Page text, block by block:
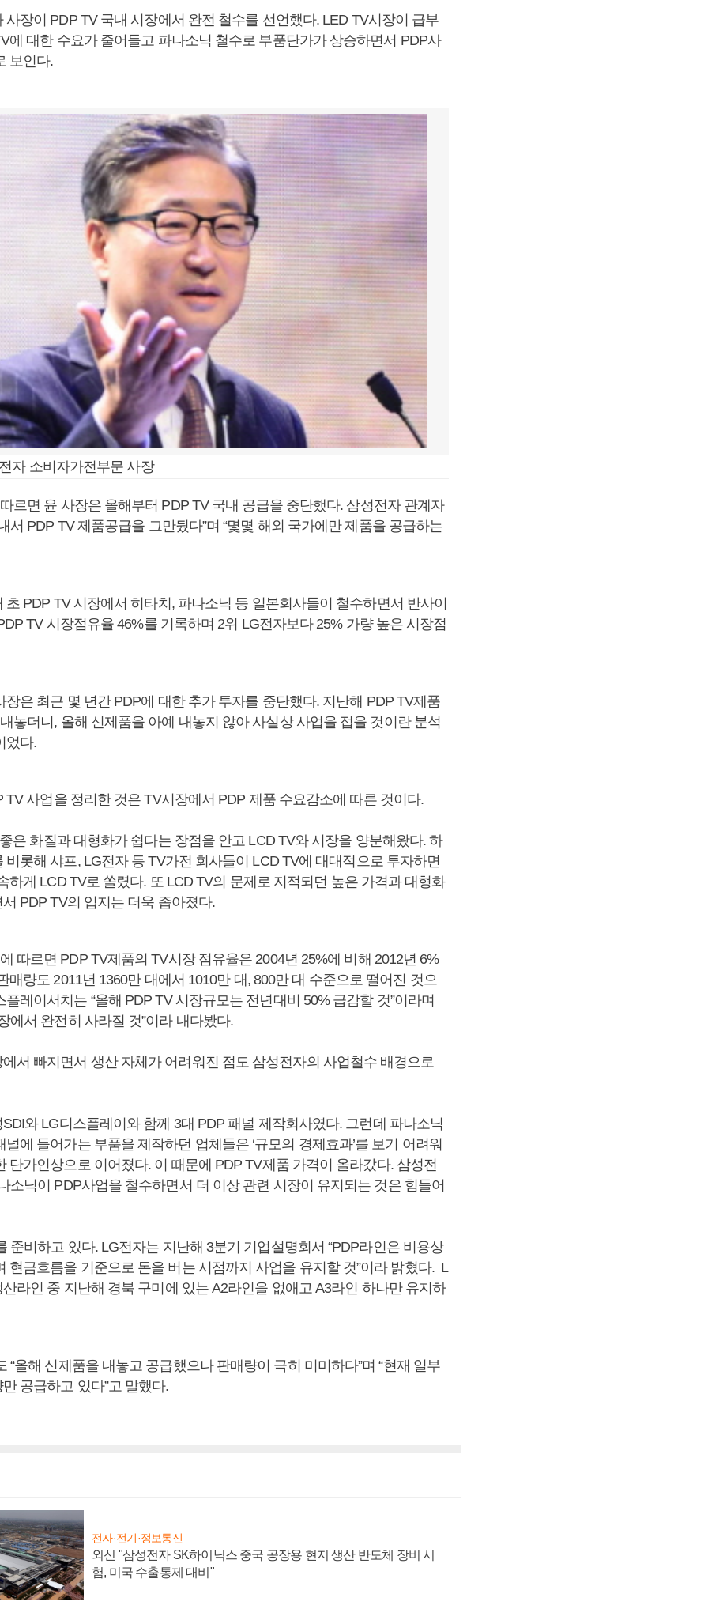
사장이 PDP TV 국내 시장에서 완전 철수를 선언했다. LED TV시장이 급부
에 대한 수요가 줄어들고 파나소닉 철수로 부품단가가 상승하면서 PDP사
보인다.
자 소비자가전부문 사장
르면 윤 사장은 올해부터 PDP TV 국내 공급을 중단했다. 삼성전자 관계자
서 PDP TV 제품공급을 그만뒀다”며 “몇몇 해외 국가에만 제품을 공급하는
PDP TV 시장에서 히타치, 파나소닉 등 일본회사들이 철수하면서 반사이
TV 시장점유율 46%를 기록하며 2위 LG전자보다 25% 가량 높은 시장점
장은 최근 몇 년간 PDP에 대한 추가 투자를 중단했다. 지난해 PDP TV제품
놓더니, 올해 신제품을 아예 내놓지 않아 사실상 사업을 접을 것이란 분석
었다.
TV 사업을 정리한 것은 TV시장에서 PDP 제품 수요감소에 따른 것이다.
은 화질과 대형화가 쉽다는 장점을 안고 LCD TV와 시장을 양분해왔다. 하
비롯해 샤프, LG전자 등 TV가전 회사들이 LCD TV에 대대적으로 투자하면
하게 LCD TV로 쏠렸다. 또 LCD TV의 문제로 지적되던 높은 가격과 대형화
PDP TV의 입지는 더욱 좁아졌다.
따르면 PDP TV제품의 TV시장 점유율은 2004년 25%에 비해 2012년 6%
매량도 2011년 1360만 대에서 1010만 대, 800만 대 수준으로 떨어진 것으
레이서치는 “올해 PDP TV 시장규모는 전년대비 50% 급감할 것”이라며
에서 완전히 사라질 것”이라 내다봤다.
서 빠지면서 생산 자체가 어려워진 점도 삼성전자의 사업철수 배경으로
와 LG디스플레이와 함께 3대 PDP 패널 제작회사였다. 그런데 파나소닉
에 들어가는 부품을 제작하던 업체들은 ‘규모의 경제효과’를 보기 어려워
단가인상으로 이어졌다. 이 때문에 PDP TV제품 가격이 올라갔다. 삼성전
소닉이 PDP사업을 철수하면서 더 이상 관련 시장이 유지되는 것은 힘들어
준비하고 있다. LG전자는 지난해 3분기 기업설명회서 “PDP라인은 비용상
현금흐름을 기준으로 돈을 버는 시점까지 사업을 유지할 것”이라 밝혔다. L
라인 중 지난해 경북 구미에 있는 A2라인을 없애고 A3라인 하나만 유지하
“올해 신제품을 내놓고 공급했으나 판매량이 극히 미미하다”며 “현재 일부
공급하고 있다”고 말했다.
전자·전기·정보통신
외신 "삼성전자 SK하이닉스 중국 공장용 현지 생산 반도체 장비 시
험, 미국 수출통제 대비"